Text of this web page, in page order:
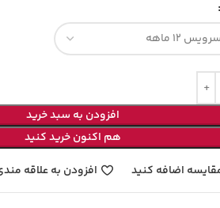
افزودن به سبد خرید
هم اکنون خرید کنید
اضافه کنید
افزودن به علاقه